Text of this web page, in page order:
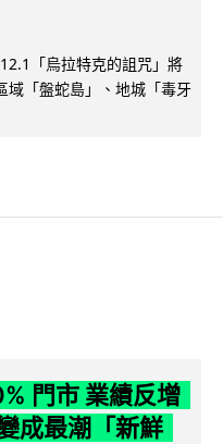
「烏拉特克的詛咒」將
域「盤蛇島」、地城「毒牙
門市 業績反增
成最潮「新鮮